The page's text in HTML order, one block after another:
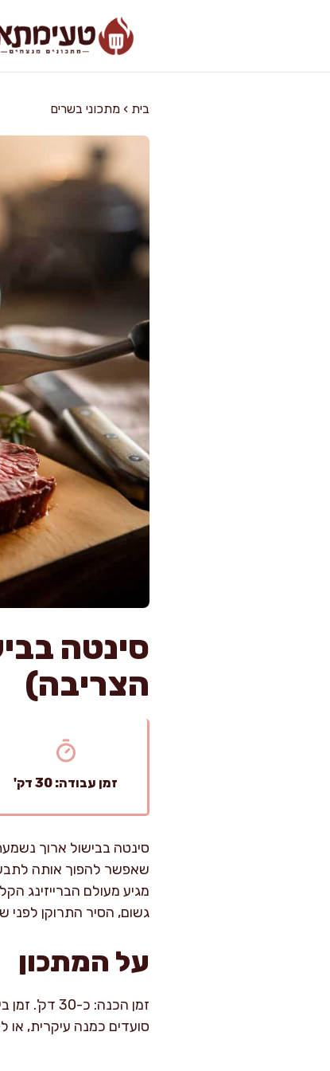
בית › מתכוני בשרים
סינטה
הצריבה)
זמן עבודה: 30 דק'
סינטה בבישול ארוך
שאפשר להפוך אותה
מגיע מעולם הברייזינג
גשום, הסיר התרוקן
על המתכון
סועדים כמנה עיקרית, או ל-8 אם מגישים עם תוספות